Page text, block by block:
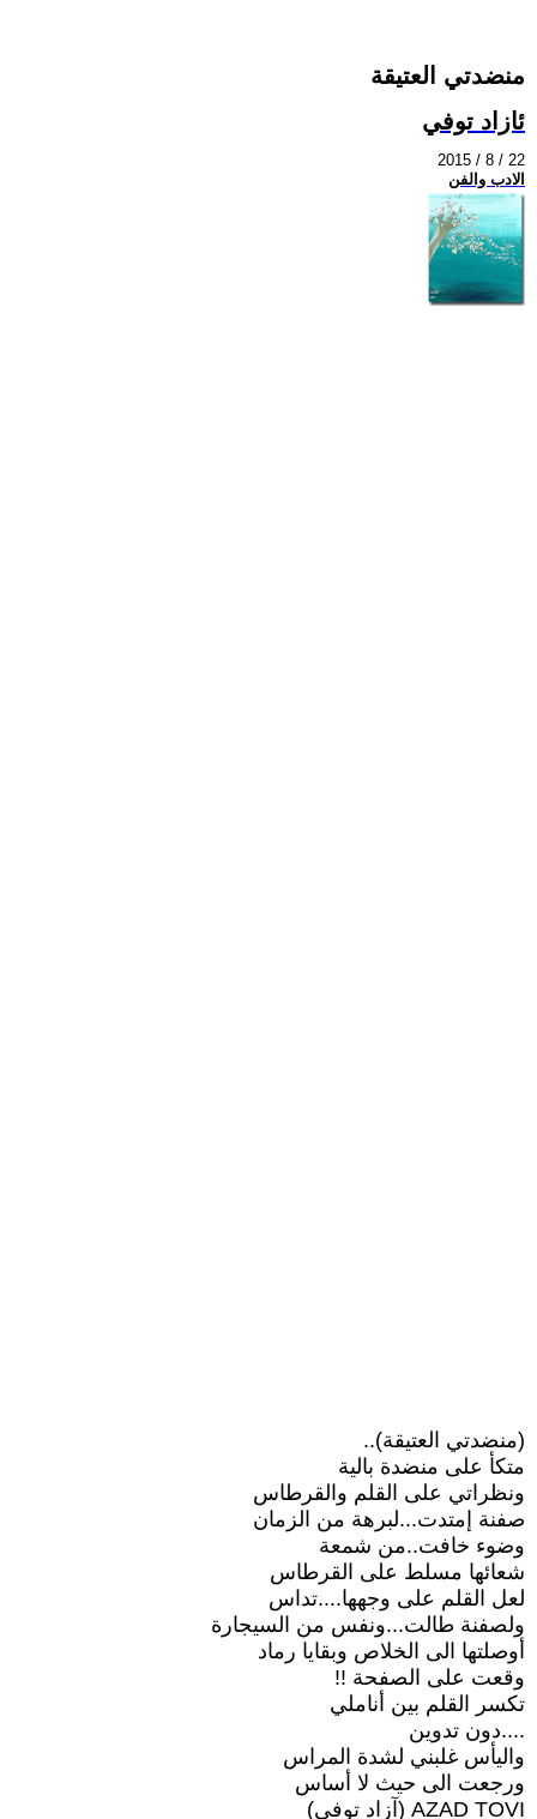
منضدتي العتيقة
ئازاد توفي
2015 / 8 / 22
الادب والفن
(منضدتي العتيقة)..
متكأ على منضدة بالية
ونظراتي على القلم والقرطاس
صفنة إمتدت...لبرهة من الزمان
وضوء خافت..من شمعة
شعائها مسلط على القرطاس
لعل القلم على وجهها....تداس
ولصفنة طالت...ونفس من السيجارة
أوصلتها الى الخلاص وبقايا رماد
وقعت على الصفحة !!
تكسر القلم بين أناملي
....دون تدوين
واليأس غلبني لشدة المراس
ورجعت الى حيث لا أساس
AZAD TOVI (آزاد توفي)